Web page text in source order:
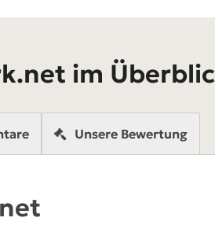
im
Unsere Bewertung